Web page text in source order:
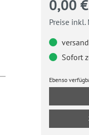
0,00 €
Preise inkl.
Sofort
Ebenso